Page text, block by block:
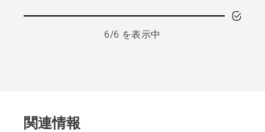
見
6/6 を表示中
関連情報